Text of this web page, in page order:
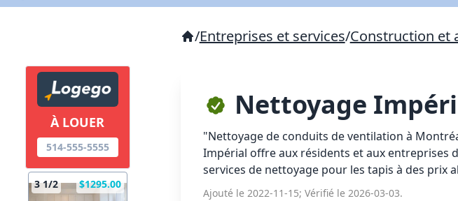
À LOUER
514-555-5555
3 1/2 $1295.00
/Entreprises et services/Construction et
Nettoyage
"Nettoyage de conduits de ventilation à
Impérial offre aux résidents et aux entreprises
services de nettoyage pour les tapis à des prix
Ajouté le 2022-11-15; Vérifié le 2026-03-03.
Lien vers inscription (sera